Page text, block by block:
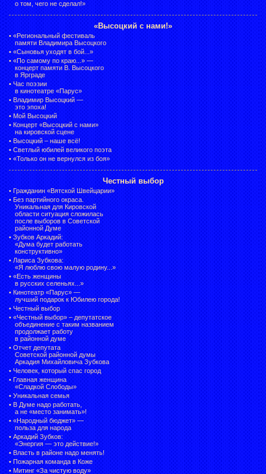
о том, чего не сделал!»
«Высоцкий с нами!»
• «Региональный фестиваль
памяти Владимира Высоцкого
• «Сыновья уходят в бой...»
• «По самому по краю...» —
концерт памяти В. Высоцкого
в Ярграде
• Час поэзии
в кинотеатре «Парус»
• Владимир Высоцкий —
это эпоха!
• Мой Высоцкий
• Концерт «Высоцкий с нами»
на кировской сцене
• Высоцкий – наше всё!
• Светлый юбилей великого поэта
• «Только он не вернулся из боя»
Честный выбор
• Гражданин «Вятской Швейцарии»
• Без партийного окраса.
Уникальная для Кировской
области ситуация сложилась
после выборов в Советской
районной Думе
• Зубков Аркадий:
«Дума будет работать
конструктивно»
• Лариса Зубкова:
«Я люблю свою малую родину...»
• «Есть женщины
в русских селеньях...»
• Кинотеатр «Парус» —
лучший подарок к Юбилею города!
• Честный выбор
• «Честный выбор» – депутатское
объединение с таким названием
продолжает работу
в районной думе
• Отчет депутата
Советской районной думы
Аркадия Михайловича Зубкова
• Человек, который спас город
• Главная женщина
«Сладкой Слободы»
• Уникальная семья
• В Думе надо работать,
а не «место занимать»!
• «Народный бюджет» —
польза для народа
• Аркадий Зубков:
«Энергия — это действие!»
• Власть в районе надо менять!
• Пожарная команда в Коже
• Митинг «За чистую воду»